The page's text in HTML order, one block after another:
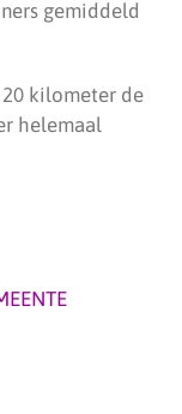
gemiddeld
kilometer de
helemaal